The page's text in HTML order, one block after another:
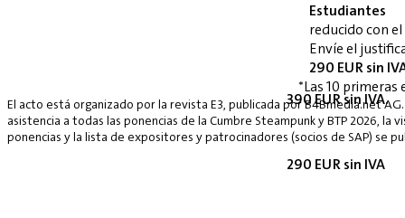
390 EUR sin IVA.
290 EUR sin IVA
Estudiantes
reducido con
Envíe el
290 EUR sin
*Las 10
El acto está organizado por la revista E3, publicada por B4Bmedia.net
asistencia a todas las ponencias de la Cumbre Steampunk y BTP 2026,
ponencias y la lista de expositores y patrocinadores (socios de SAP) se